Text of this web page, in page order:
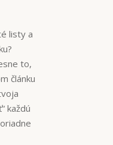
listy a
to,
článku
každú